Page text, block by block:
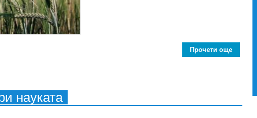
Прочети още
науката